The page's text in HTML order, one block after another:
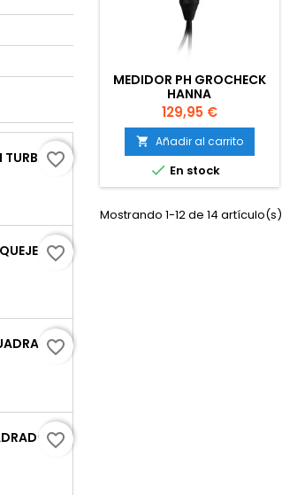
TURBAfavorite_border
MACETA ESQUEJE 7X7X8 CM.
favorite_border
MACETA CUADRADA NEGRA
favorite_border
PLATO CUADRADO PARA MACETA
favorite_border
MEDIDOR PH GROCHECK
HANNA
Precio
129,95 €
 Añadir al carrito
 En stock
Mostrando 1-12 de 14 artículo(s)